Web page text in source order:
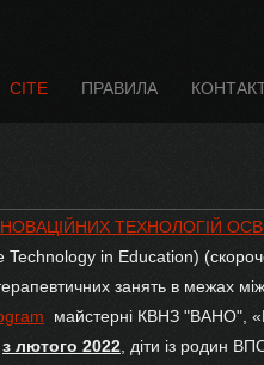
CITE ПРАВИЛА
ТЕХНОЛОГІЙ
in Education)
занять в межах
майстерні КВНЗ "ВАНО",
з лютого 2022 , діти із родин